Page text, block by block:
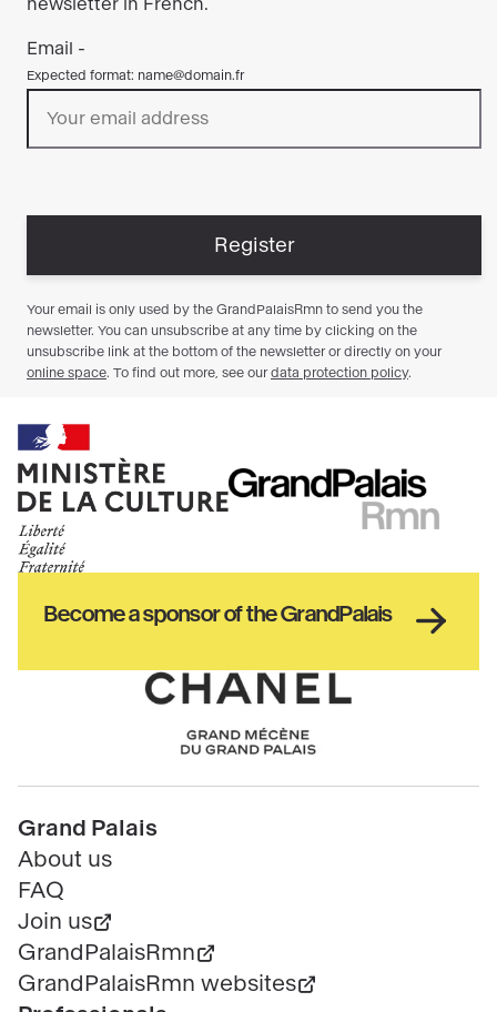
Ministère
de
la
Haut
de
Become a sponsor of the GrandPalais
Chanel
Pied
de
page
Grand Palais
About us
FAQ
Join us
GrandPalaisRmn
GrandPalaisRmn websites